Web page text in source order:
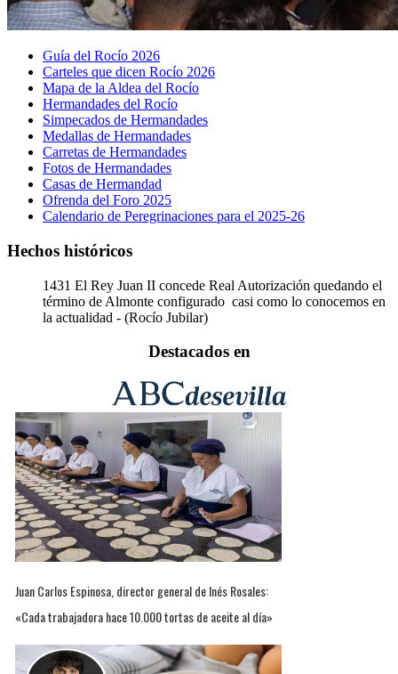
Guía del Rocío 2026
Carteles que dicen Rocío 2026
Mapa de la Aldea del Rocío
Hermandades del Rocío
Simpecados de Hermandades
Medallas de Hermandades
Carretas de Hermandades
Fotos de Hermandades
Casas de Hermandad
Ofrenda del Foro 2025
Calendario de Peregrinaciones para el 2025-26
Hechos históricos
1431 El Rey Juan II concede Real Autorización quedando el
término de Almonte configurado casi como lo conocemos en
la actualidad - (Rocío Jubilar)
Destacados en
Juan Carlos Espinosa, director general de Inés Rosales:
«Cada trabajadora hace 10.000 tortas de aceite al día»